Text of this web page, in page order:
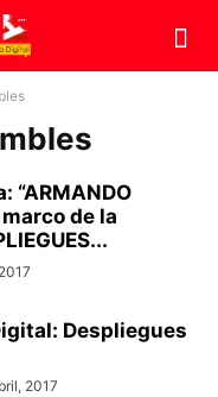
“ARMANDO
de la
Despliegues
2017